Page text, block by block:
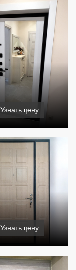
Узнать цену
Узнать цену